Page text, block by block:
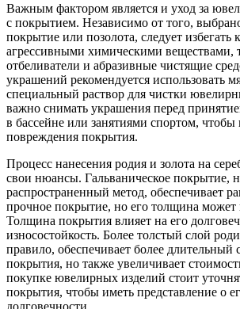
Важным фактором является и уход за
с покрытием. Независимо от того,
покрытие или позолота, следует избегать
агрессивными химическими веществами,
отбеливатели и абразивные чистящие
украшений рекомендуется использовать
специальный раствор для чистки
важно снимать украшения перед
в бассейне или занятиями спортом, чтобы
повреждения покрытия.
Процесс нанесения родия и золота на
свои нюансы. Гальваническое покрытие,
распространенный метод, обеспечивает
прочное покрытие, но его толщина может
Толщина покрытия влияет на его
износостойкость. Более толстый слой
правило, обеспечивает более длительный
покрытия, но также увеличивает
покупке ювелирных изделий стоит
покрытия, чтобы иметь представление о
долговечности.